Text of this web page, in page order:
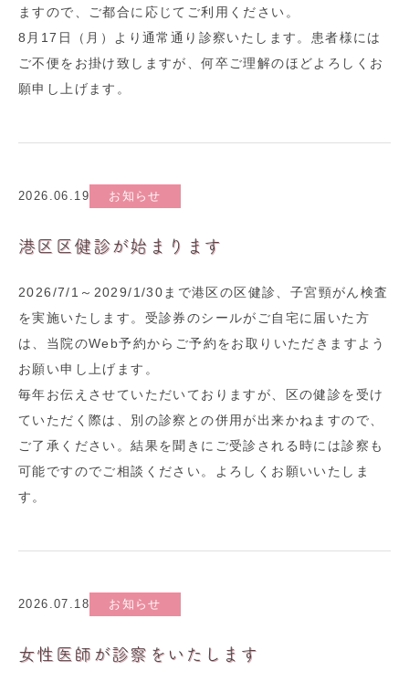
ますので、ご都合に応じてご利用ください。
8月17日（月）より通常通り診察いたします。患者様には
ご不便をお掛け致しますが、何卒ご理解のほどよろしくお
願申し上げます。
2026.06.19 お知らせ
港区区健診が始まります
2026/7/1～2029/1/30まで港区の区健診、子宮頸がん検査
を実施いたします。受診券のシールがご自宅に届いた方
は、当院のWeb予約からご予約をお取りいただきますよう
お願い申し上げます。
毎年お伝えさせていただいておりますが、区の健診を受け
ていただく際は、別の診察との併用が出来かねますので、
ご了承ください。結果を聞きにご受診される時には診察も
可能ですのでご相談ください。よろしくお願いいたしま
す。
2026.07.18 お知らせ
女性医師が診察をいたします